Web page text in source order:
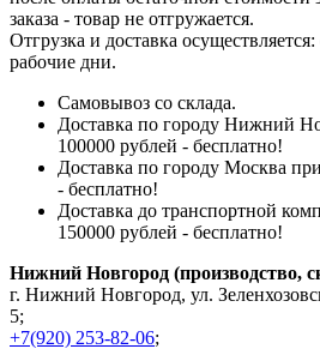
заказа - товар не отгружается.
Отгрузка и доставка
рабочие дни.
Самовывоз со склада.
Доставка по городу Нижний
100000 рублей - бесплатно!
Доставка по городу Москва
- бесплатно!
Доставка до транспортной
150000 рублей - бесплатно!
Нижний Новгород (производство,
г. Нижний Новгород, ул.
5;
+7(920) 253-82-06;